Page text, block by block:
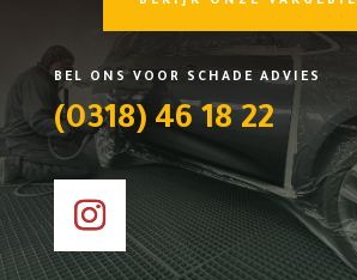
BEL ONS VOOR SCHADE ADVIES
(0318) 46 18 22